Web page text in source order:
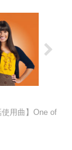
使用曲】One of